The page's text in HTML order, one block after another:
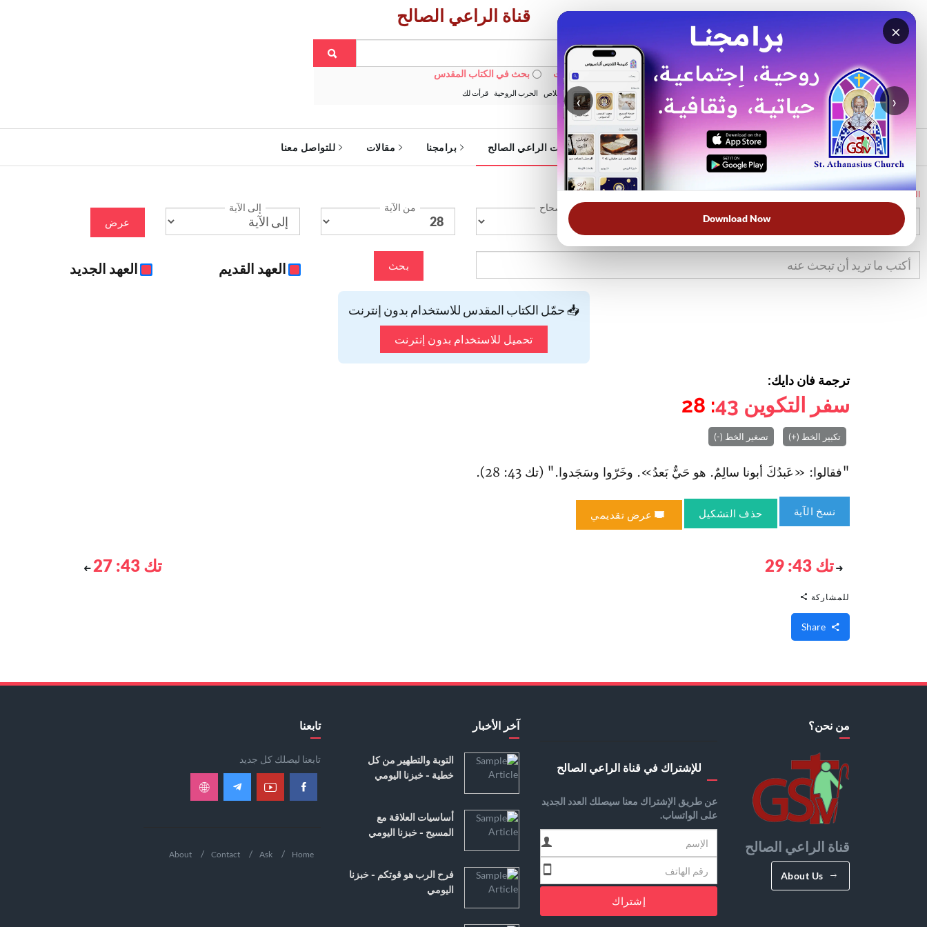
×
‹ ›
Download Now
قناة الراعي الصالح
بحث في الويبسايت بحث في الكتاب المقدس
الأكثر بحثًا: خبزنا اليومي الخلاص الحرب الروحية قرأت لك
الرئيسية خدمات الراعي الصالح برامجنا مقالات للتواصل معنا
الرئيسية
الإصحاح من الآية إلى الآية
عرض
بحث العهد القديم العهد الجديد
📥 حمّل الكتاب المقدس للاستخدام بدون إنترنت
تحميل للاستخدام بدون إنترنت
ترجمة فان دايك:
سفر التكوين 43
: 28
تكبير الخط (+) تصغير الخط (-)
"فقالوا: «عَبدُكَ أبونا سالِمٌ. هو حَيٌّ بَعدُ». وخَرّوا وسَجَدوا." (تك 43: 28).
نسخ الآية حذف التشكيل عرض تقديمي
تك 43: 29 تك 43: 27
للمشاركة
من نحن؟
قناة الراعي الصالح
About Us
للإشتراك في قناة الراعي الصالح
عن طريق الإشتراك معنا سيصلك العدد الجديد
على الواتساب.
إشتراك
آخر الأخبار
التوبة والتطهير من كل
خطية - خبزنا اليومي
أساسيات العلاقة مع
المسيح - خبزنا اليومي
فرح الرب هو قوتكم - خبزنا
اليومي
تابعنا
تابعنا ليصلك كل جديد
Home
Ask
Contact
About